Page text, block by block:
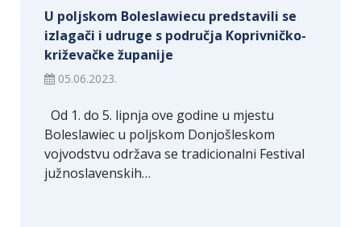
U poljskom Boleslawiecu predstavili se
izlagači i udruge s područja Koprivničko-
križevačke županije
05.06.2023.
Od 1. do 5. lipnja ove godine u mjestu
Boleslawiec u poljskom Donjošleskom
vojvodstvu održava se tradicionalni Festival
južnoslavenskih…